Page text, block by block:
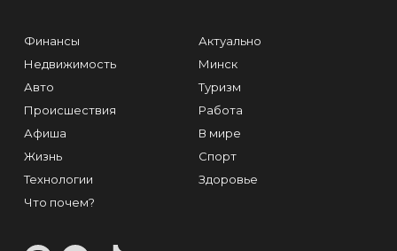
Финансы
Недвижимость
Авто
Происшествия
Афиша
Жизнь
Технологии
Что почем?
Актуально
Минск
Туризм
Работа
В мире
Спорт
Здоровье